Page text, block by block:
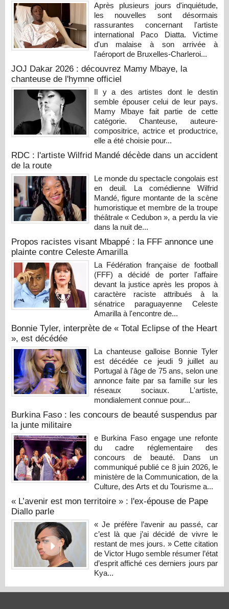
Après plusieurs jours d'inquiétude,
les nouvelles sont désormais
rassurantes concernant l'artiste
international Paco Diatta. Victime
d'un malaise à son arrivée à
l'aéroport de Bruxelles-Charleroi...
JOJ Dakar 2026 : découvrez Mamy Mbaye, la
chanteuse de l'hymne officiel
Il y a des artistes dont le destin
semble épouser celui de leur pays.
Mamy Mbaye fait partie de cette
catégorie. Chanteuse, auteure-
compositrice, actrice et productrice,
elle a été choisie pour...
RDC : l'artiste Wilfrid Mandé décède dans un accident
de la route
Le monde du spectacle congolais est
en deuil. La comédienne Wilfrid
Mandé, figure montante de la scène
humoristique et membre de la troupe
théâtrale « Cedubon », a perdu la vie
dans la nuit de...
Propos racistes visant Mbappé : la FFF annonce une
plainte contre Celeste Amarilla
La Fédération française de football
(FFF) a décidé de porter l'affaire
devant la justice après les propos à
caractère raciste attribués à la
sénatrice paraguayenne Celeste
Amarilla à l'encontre de...
Bonnie Tyler, interprète de « Total Eclipse of the Heart
», est décédée
La chanteuse galloise Bonnie Tyler
est décédée ce jeudi 9 juillet au
Portugal à l'âge de 75 ans, selon une
annonce faite par sa famille sur les
réseaux sociaux. L'artiste,
mondialement connue pour...
Burkina Faso : les concours de beauté suspendus par
la junte militaire
e Burkina Faso engage une refonte
du cadre réglementaire des
concours de beauté. Dans un
communiqué publié ce 8 juin 2026, le
ministère de la Communication, de la
Culture, des Arts et du Tourisme a...
« L’avenir est mon territoire » : l'ex-épouse de Pape
Diallo parle
« Je préfère l’avenir au passé, car
c’est là que j’ai décidé de vivre le
restant de mes jours. » Cette citation
de Victor Hugo semble résumer l’état
d’esprit affiché ces derniers jours par
Kya...